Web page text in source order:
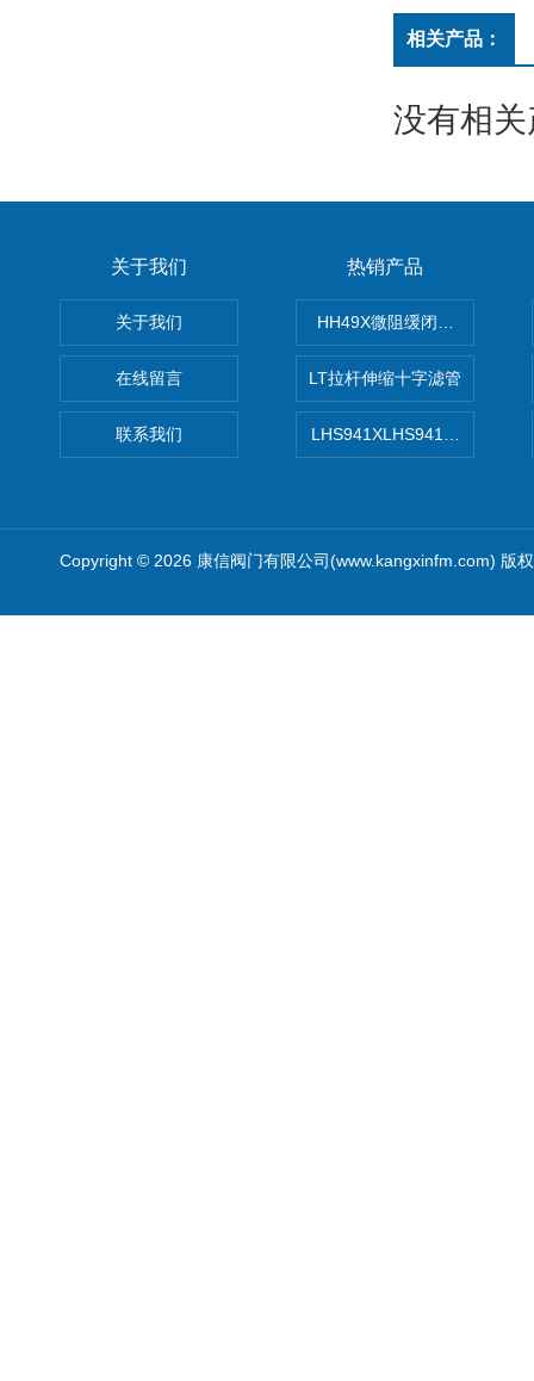
相关产品：
没有相
关于我们
关于我们
在线留言
联系我们
热销产品
HH49X微阻缓闭蝶式止回阀
LT拉杆伸缩十字滤管
LHS941XLHS941X调压调流
Copyright © 2026 康信阀门有限公司(www.kangxinfm.com) 版